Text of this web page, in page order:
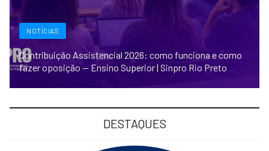
NOTÍCIAS
Contribuição Assistencial 2026: como funciona e como
fazer oposição — Ensino Superior | Sinpro Rio Preto
DESTAQUES